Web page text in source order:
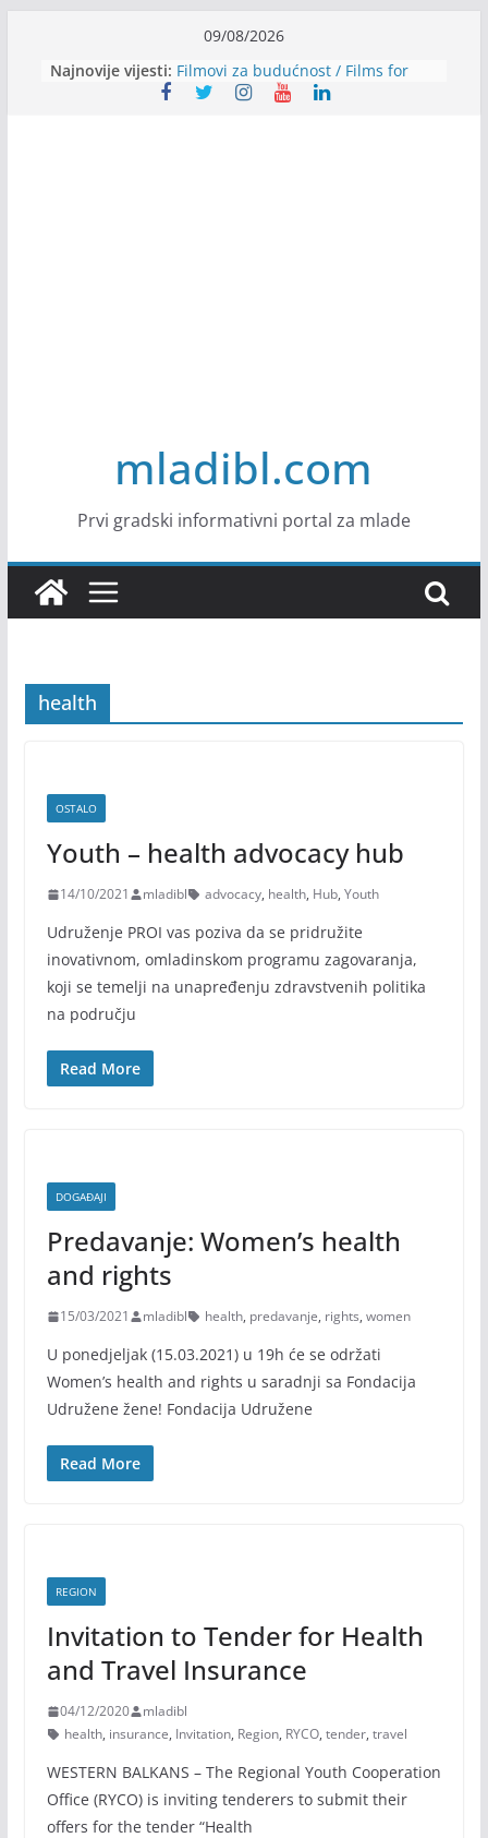
content
09/08/2026
Najnovije vijesti: Filmovi za budućnost / Films for
Future
mladibl.com
Prvi gradski informativni portal za mlade
health
OSTALO
Youth – health advocacy hub
14/10/2021 mladibl advocacy, health, Hub, Youth
Udruženje PROI vas poziva da se pridružite
inovativnom, omladinskom programu zagovaranja,
koji se temelji na unapređenju zdravstvenih politika
na području
Read More
DOGAĐAJI
Predavanje: Women’s health
and rights
15/03/2021 mladibl health, predavanje, rights, women
U ponedjeljak (15.03.2021) u 19h će se održati
Women’s health and rights u saradnji sa Fondacija
Udružene žene! Fondacija Udružene
Read More
REGION
Invitation to Tender for Health
and Travel Insurance
04/12/2020
mladibl
health, insurance, Invitation, Region, RYCO, tender, travel
WESTERN BALKANS – The Regional Youth Cooperation
Office (RYCO) is inviting tenderers to submit their
offers for the tender “Health